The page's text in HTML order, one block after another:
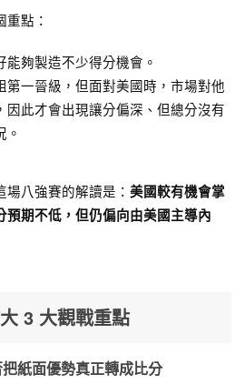
點：
夠製造不少得分機會。
第一晉級，但面對美國時，市場對他
因此才會出現讓分偏深、但總分沒有
場八強賽的解讀是：美國較有機會掌
預期不低，但仍偏向由美國主導內
3 大觀戰重點
紙面優勢真正轉成比分